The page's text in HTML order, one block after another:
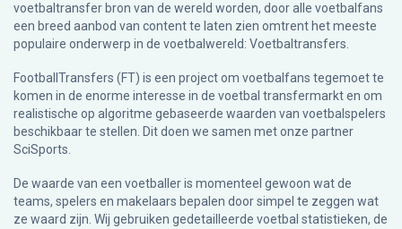
voetbaltransfer bron van de wereld worden, door alle voetbalfans
een breed aanbod van content te laten zien omtrent het meeste
populaire onderwerp in de voetbalwereld: Voetbaltransfers.
FootballTransfers (FT) is een project om voetbalfans tegemoet te
komen in de enorme interesse in de voetbal transfermarkt en om
realistische op algoritme gebaseerde waarden van voetbalspelers
beschikbaar te stellen. Dit doen we samen met onze partner
SciSports.
De waarde van een voetballer is momenteel gewoon wat de
teams, spelers en makelaars bepalen door simpel te zeggen wat
ze waard zijn. Wij gebruiken gedetailleerde voetbal statistieken, de